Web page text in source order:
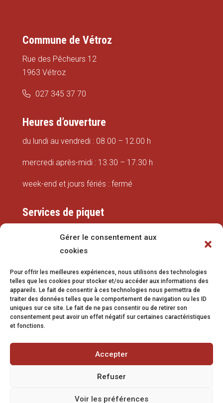
Gérer le consentement aux
cookies
Pour offrir les meilleures expériences, nous utilisons des technologies
telles que les cookies pour stocker et/ou accéder aux informations des
appareils. Le fait de consentir à ces technologies nous permettra de
traiter des données telles que le comportement de navigation ou les ID
uniques sur ce site. Le fait de ne pas consentir ou de retirer son
consentement peut avoir un effet négatif sur certaines caractéristiques
et fonctions.
Accepter
Refuser
Voir les préférences
Commune de Vétroz
Rue des Pêcheurs 12
1963 Vétroz
027 345 37 70
Heures d’ouverture
du lundi au vendredi : 08.00 – 12.00 h
mercredi après-midi : 13.30 – 17.30 h
week-end et jours fériés : fermé
Services de piquet
079 337 66 42
eaux@vetroz.ch
Travaux publics
079 213 92 08